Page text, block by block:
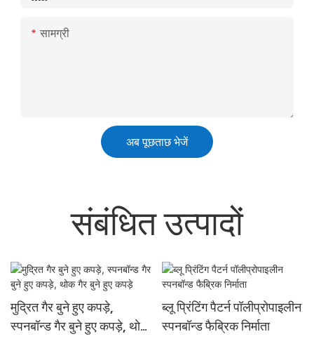
सामग्री
अब पूछताछ भेजें
संबंधित उत्पादों
मुद्रित गैर बुने हुए कपड़े,
स्पनबॉन्ड गैर बुने हुए कपड़े, थोक
ब्लू प्रिंटिंग पैटर्न पॉलीप्रोपाइलीन
स्पनबॉन्ड फैब्रिक निर्माता